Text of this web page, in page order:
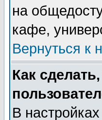
на
кафе,
Вернуться к
Как
В